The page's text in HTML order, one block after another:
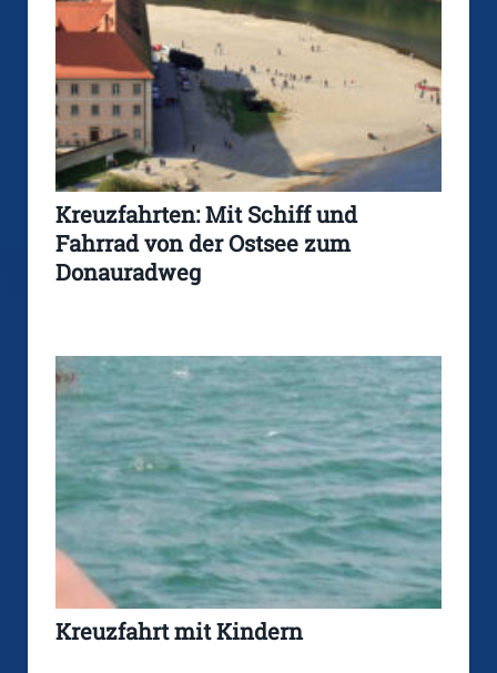
Kreuzfahrten: Mit Schiff und
Fahrrad von der Ostsee zum
Donauradweg
Kreuzfahrt mit Kindern